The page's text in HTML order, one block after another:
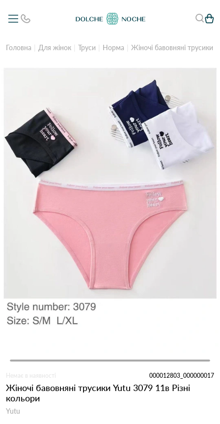
Головна Для жінок Труси Норма Жіночі бавовняні трусики
Немає в наявності 000012803_000000017
Жіночі бавовняні трусики Yutu 3079 11в Різні
кольори
Yutu